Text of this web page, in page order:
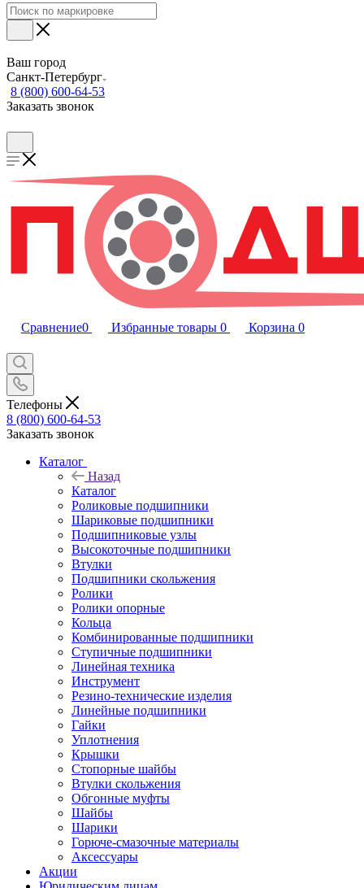
Ваш город
Санкт-Петербург
8 (800) 600-64-53
Заказать звонок
Сравнение0 Избранные товары 0 Корзина 0
Телефоны
8 (800) 600-64-53
Заказать звонок
Каталог
Назад
Каталог
Роликовые подшипники
Шариковые подшипники
Подшипниковые узлы
Высокоточные подшипники
Втулки
Подшипники скольжения
Ролики
Ролики опорные
Кольца
Комбинированные подшипники
Ступичные подшипники
Линейная техника
Инструмент
Резино-технические изделия
Линейные подшипники
Гайки
Уплотнения
Крышки
Стопорные шайбы
Втулки скольжения
Обгонные муфты
Шайбы
Шарики
Горюче-смазочные материалы
Аксессуары
Акции